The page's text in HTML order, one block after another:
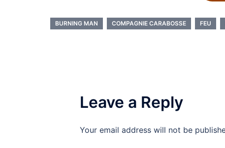
BURNING MAN COMPAGNIE CARABOSSE FEU
Leave a Reply
Your email address will not be